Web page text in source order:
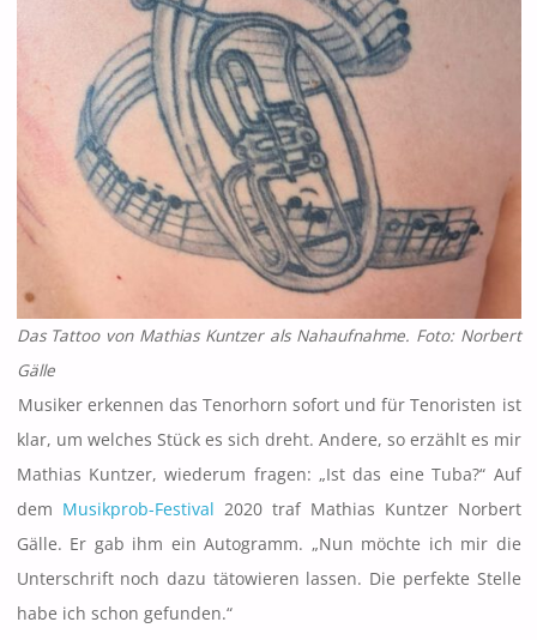
Das Tattoo von Mathias Kuntzer als Nahaufnahme. Foto: Norbert
Gälle
Musiker erkennen das Tenorhorn sofort und für Tenoristen ist
klar, um welches Stück es sich dreht. Andere, so erzählt es mir
Mathias Kuntzer, wiederum fragen: „Ist das eine Tuba?“ Auf
dem Musikprob-Festival 2020 traf Mathias Kuntzer Norbert
Gälle. Er gab ihm ein Autogramm. „Nun möchte ich mir die
Unterschrift noch dazu tätowieren lassen. Die perfekte Stelle
habe ich schon gefunden.“